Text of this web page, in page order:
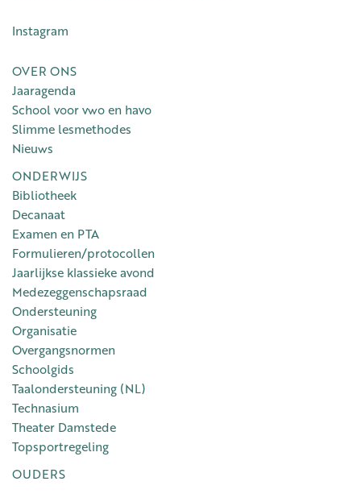
Instagram
OVER ONS
Jaaragenda
School voor vwo en havo
Slimme lesmethodes
Nieuws
ONDERWIJS
Bibliotheek
Decanaat
Examen en PTA
Formulieren/protocollen
Jaarlijkse klassieke avond
Medezeggenschapsraad
Ondersteuning
Organisatie
Overgangsnormen
Schoolgids
Taalondersteuning (NL)
Technasium
Theater Damstede
Topsportregeling
OUDERS